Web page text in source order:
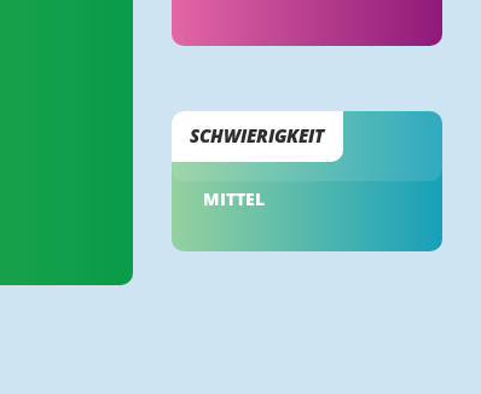
SCHWIERIGKEIT
MITTEL